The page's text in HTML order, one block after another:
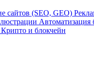
сайтов (SEO, GEO)
Автоматизация
Крипто и блокчейн